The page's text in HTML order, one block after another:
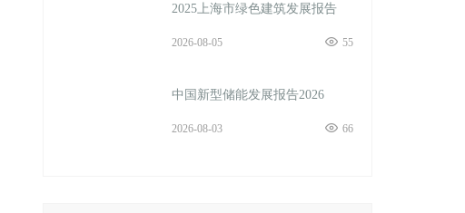
2025上海市绿色建筑发展报告
2026-08-05 55
中国新型储能发展报告2026
2026-08-03 66